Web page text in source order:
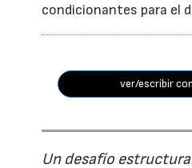
condicionantes para el
ver/escribir
Un desafío